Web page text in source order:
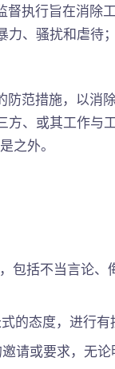
执行旨在消除
力、骚扰和虐待
范措施，以消
方、或其工作与
之外。
包括不当言论
的态度，进行有
请或要求，无论